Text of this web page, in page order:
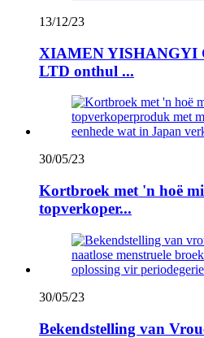
13/12/23
XIAMEN YISHANGYI
LTD onthul ...
30/05/23
Kortbroek met 'n hoë
topverkoper...
30/05/23
Bekendstelling van